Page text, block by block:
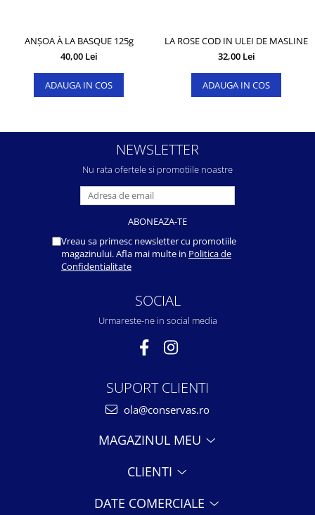
ANȘOA À LA BASQUE 125g
40,00 Lei
ADAUGA IN COS
LA ROSE COD IN ULEI DE MASLINE
32,00 Lei
ADAUGA IN COS
NEWSLETTER
Nu rata ofertele si promotiile noastre
Vreau sa primesc newsletter cu promotiile
magazinului. Afla mai multe in Politica de
Confidentialitate
SOCIAL
Urmareste-ne in social media
SUPORT CLIENTI
ola@conservas.ro
MAGAZINUL MEU
CLIENTI
DATE COMERCIALE